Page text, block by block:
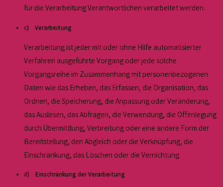
für die Verarbeitung Verantwortlichen verarbeitet werden.
c) Verarbeitung
Verarbeitung ist jeder mit oder ohne Hilfe automatisierter
Verfahren ausgeführte Vorgang oder jede solche
Vorgangsreihe im Zusammenhang mit personenbezogenen
Daten wie das Erheben, das Erfassen, die Organisation, das
Ordnen, die Speicherung, die Anpassung oder Veränderung,
das Auslesen, das Abfragen, die Verwendung, die Offenlegung
durch Übermittlung, Verbreitung oder eine andere Form der
Bereitstellung, den Abgleich oder die Verknüpfung, die
Einschränkung, das Löschen oder die Vernichtung.
d) Einschränkung der Verarbeitung